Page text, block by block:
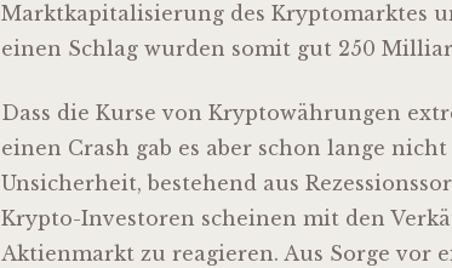
Marktkapitalisierung des Kryptomarktes
einen Schlag wurden somit gut 250
Dass die Kurse von Kryptowährungen
einen Crash gab es aber schon lange
Unsicherheit, bestehend aus
Krypto-Investoren scheinen mit den
Aktienmarkt zu reagieren. Aus Sorge vor